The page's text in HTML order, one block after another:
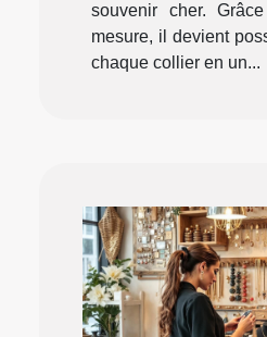
souvenir cher.
mesure, il devient
chaque collier en un...